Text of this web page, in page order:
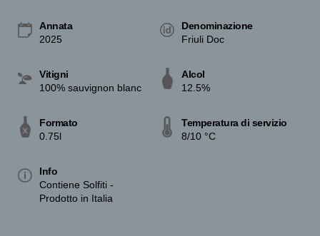
Annata
2025
Denominazione
Friuli Doc
Vitigni
100% sauvignon blanc
Alcol
12.5%
Formato
0.75l
Temperatura di servizio
8/10 °C
Info
Contiene Solfiti -
Prodotto in Italia